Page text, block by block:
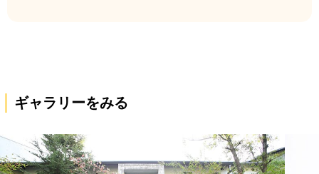
ギャラリーをみる